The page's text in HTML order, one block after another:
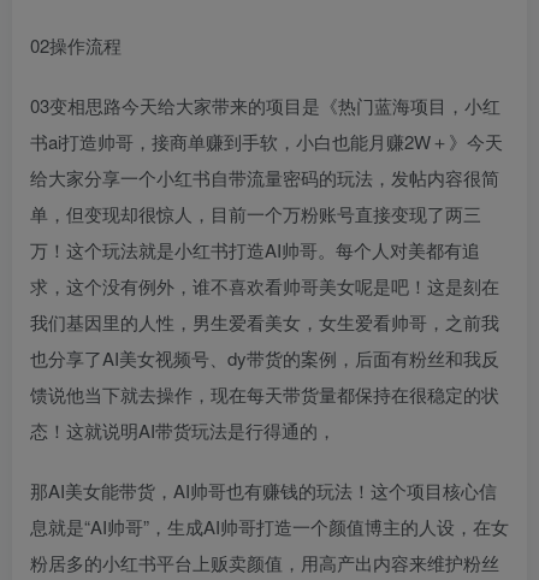
02操作流程
03变相思路今天给大家带来的项目是《热门蓝海项目，小红
书ai打造帅哥，接商单赚到手软，小白也能月赚2W＋》今天
给大家分享一个小红书自带流量密码的玩法，发帖内容很简
单，但变现却很惊人，目前一个万粉账号直接变现了两三
万！这个玩法就是小红书打造AI帅哥。每个人对美都有追
求，这个没有例外，谁不喜欢看帅哥美女呢是吧！这是刻在
我们基因里的人性，男生爱看美女，女生爱看帅哥，之前我
也分享了AI美女视频号、dy带货的案例，后面有粉丝和我反
馈说他当下就去操作，现在每天带货量都保持在很稳定的状
态！这就说明AI带货玩法是行得通的，
那AI美女能带货，AI帅哥也有赚钱的玩法！这个项目核心信
息就是“AI帅哥”，生成AI帅哥打造一个颜值博主的人设，在女
粉居多的小红书平台上贩卖颜值，用高产出内容来维护粉丝